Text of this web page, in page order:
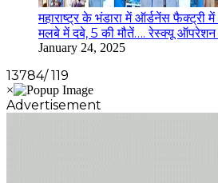
महाराष्ट्र के भंडारा में ऑर्डनेंस फैक्ट्री
मलबे में दबे, 5 की मौतें…. रेस्क्यू ऑपरेशन
January 24, 2025
13784/ 119
Advertisement